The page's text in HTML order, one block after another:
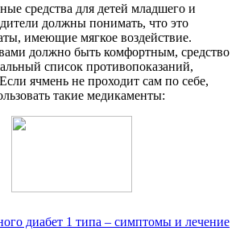
средства для детей младшего и
должны понимать, что это
имеющие мягкое воздействие.
должно быть комфортным, средство
список противопоказаний,
ячмень не проходит сам по себе,
такие медикаменты:
диабет 1 типа – симптомы и лечение